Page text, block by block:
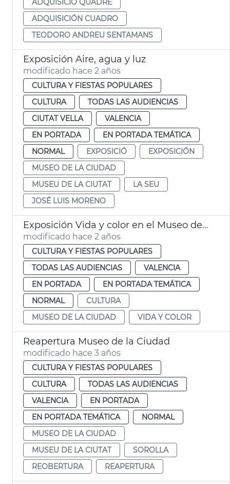
ADQUISICIÓN CUADRO
TEODORO ANDREU SENTAMANS
Exposición Aire, agua y luz
modificado hace 2 años
CULTURA Y FIESTAS POPULARES
CULTURA
TODAS LAS AUDIENCIAS
CIUTAT VELLA
VALENCIA
EN PORTADA
EN PORTADA TEMÁTICA
NORMAL
EXPOSICIÓ
EXPOSICIÓN
MUSEO DE LA CIUDAD
MUSEU DE LA CIUTAT
LA SEU
JOSÉ LUIS MORENO
Exposición Vida y color en el Museo de la Ciudad
modificado hace 2 años
CULTURA Y FIESTAS POPULARES
TODAS LAS AUDIENCIAS
VALENCIA
EN PORTADA
EN PORTADA TEMÁTICA
NORMAL
CULTURA
MUSEO DE LA CIUDAD
VIDA Y COLOR
Reapertura Museo de la Ciudad
modificado hace 3 años
CULTURA Y FIESTAS POPULARES
CULTURA
TODAS LAS AUDIENCIAS
VALENCIA
EN PORTADA
EN PORTADA TEMÁTICA
NORMAL
MUSEO DE LA CIUDAD
MUSEU DE LA CIUTAT
SOROLLA
REOBERTURA
REAPERTURA